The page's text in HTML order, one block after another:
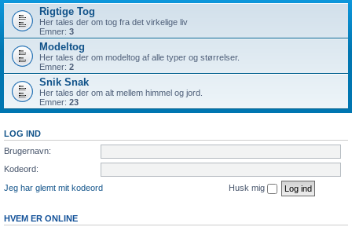
Rigtige Tog
Her tales der om tog fra det virkelige liv
Emner: 3
Modeltog
Her tales der om modeltog af alle typer og størrelser.
Emner: 2
Snik Snak
Her tales der om alt mellem himmel og jord.
Emner: 23
LOG IND
Brugernavn:
Kodeord:
Jeg har glemt mit kodeord
Husk mig
HVEM ER ONLINE